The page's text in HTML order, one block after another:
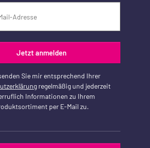
Jetzt anmelden
Sie mir entsprechend Ihrer
regelmäßig und jederzeit
Informationen zu Ihrem
per E-Mail zu.